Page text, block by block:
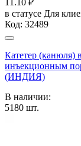
в статусе Для
Код: 32489
Катетер (канюля)
инъекционным
(ИНДИЯ)
В наличии:
5180 шт.